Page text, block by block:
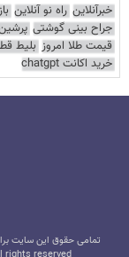
خبرآنلاین راه نو آنلاین
جراح بینی گوشتی
قیمت طلا امروز بلیط
خرید اکانت chatgpt
تمامی حقوق این سایت